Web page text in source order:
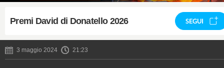
Premi David di Donatello 2026 SEGUI
3 maggio 2024 21:23